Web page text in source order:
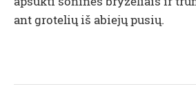
ant grotelių iš abiejų pusių.